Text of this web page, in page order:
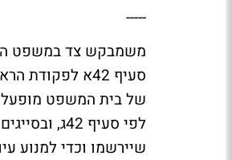
-----
משמבקש צד במשפט
סעיף 42א
לפי סעיף
שיירשמו וכדי למנוע